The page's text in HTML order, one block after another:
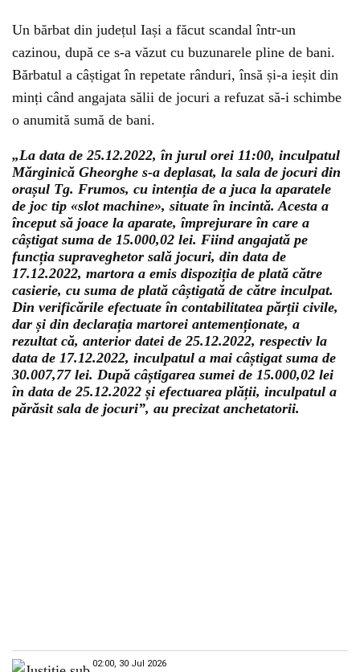
Un bărbat din județul Iași a făcut scandal într-un
cazinou, după ce s-a văzut cu buzunarele pline de bani.
Bărbatul a câștigat în repetate rânduri, însă și-a ieșit din
minți când angajata sălii de jocuri a refuzat să-i schimbe
o anumită sumă de bani.
„La data de 25.12.2022, în jurul orei 11:00, inculpatul
Mărginică Gheorghe s-a deplasat, la sala de jocuri din
orașul Tg. Frumos, cu intenția de a juca la aparatele
de joc tip «slot machine», situate în incintă. Acesta a
început să joace la aparate, împrejurare în care a
câștigat suma de 15.000,02 lei. Fiind angajată pe
funcția supraveghetor sală jocuri, din data de
17.12.2022, martora a emis dispoziția de plată către
casierie, cu suma de plată câștigată de către inculpat.
Din verificările efectuate în contabilitatea părții civile,
dar și din declarația martorei antemenționate, a
rezultat că, anterior datei de 25.12.2022, respectiv la
data de 17.12.2022, inculpatul a mai câștigat suma de
30.007,77 lei. După câștigarea sumei de 15.000,02 lei
în data de 25.12.2022 și efectuarea plății, inculpatul a
părăsit sala de jocuri”, au precizat anchetatorii.
02:00, 30 Jul 2026